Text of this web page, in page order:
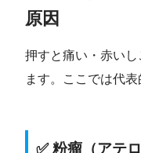
原因
押すと痛い・赤い
ます。ここでは代
✅ 粉瘤（アテ